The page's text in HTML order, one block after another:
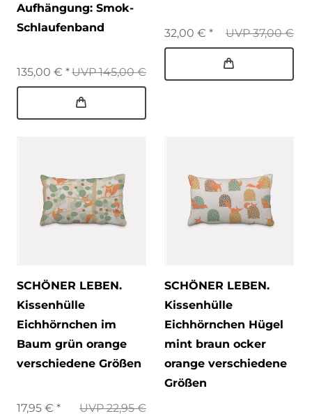
Aufhängung: Smok-
Schlaufenband
UVP 145,00 €
135,00 € *
UVP 37,00 €
32,00 € *
SCHÖNER LEBEN.
Kissenhülle
Eichhörnchen im
Baum grün orange
verschiedene Größen
UVP 22,95 €
17,95 € *
SCHÖNER LEBEN.
Kissenhülle
Eichhörnchen Hügel
mint braun ocker
orange verschiedene
Größen